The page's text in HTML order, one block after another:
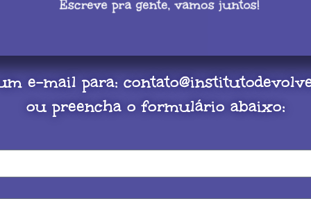
e-mail para:
ou preencha o formulário abaixo: